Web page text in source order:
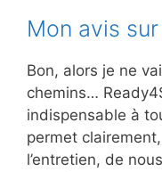
Mon avis
Bon, alors je ne
chemins…
indispensable à
permet
l’entretien, de